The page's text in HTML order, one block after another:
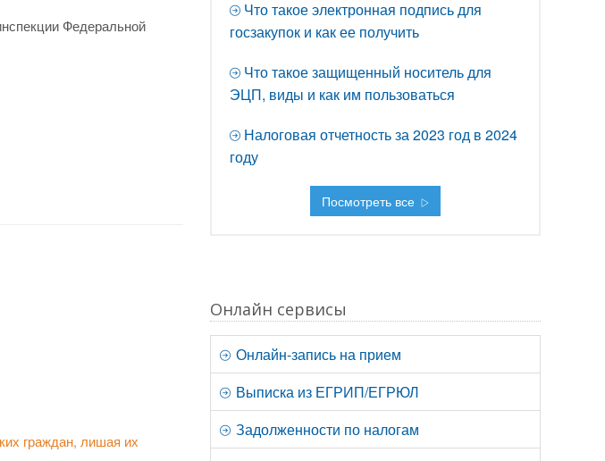
Федеральной
граждан, лишая их
Что такое электронная подпись для
госзакупок и как ее получить
Что такое защищенный носитель для
ЭЦП, виды и как им пользоваться
Налоговая отчетность за 2023 год в 2024
году
Посмотреть все
Онлайн сервисы
Онлайн-запись на прием
Выписка из ЕГРИП/ЕГРЮЛ
Задолженности по налогам